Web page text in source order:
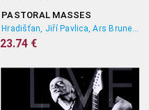
PASTORAL MASSES
Hradišťan, Jiří Pavlica, Ars Brunensis Chorus, Roman Válek, Brno chamber orchestra
23.74 €